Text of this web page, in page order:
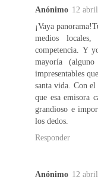
Anónimo 12
¡Vaya
medios
competencia. Y
mayoría
impresentables
santa vida. Con el
que esa emisora
grandioso e
los dedos.
Responder
Anónimo 12